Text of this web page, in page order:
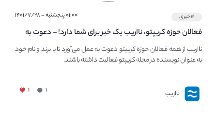
#خبری ۰۱:۰۰ پنجشنبه - ۱۴۰۱/۷/۲۸
فعالان حوزه کریپتو، نااریب یک خبر برای شما دارد! – دعوت به
فعالیت در مجله کریپتو
نااریب از همه فعالان حوزه کریپتو دعوت به عمل می‌آورد تا با برند و نام خود
به عنوان نویسنده در مجله کریپتو فعالیت داشته باشند.
نااریب ۱ ۱